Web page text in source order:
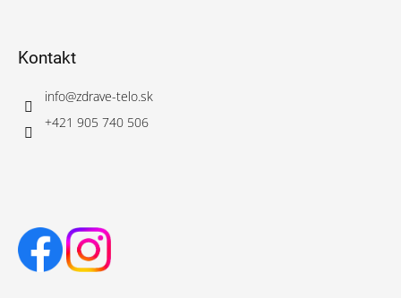
Kontakt
info@zdrave-telo.sk
+421 905 740 506